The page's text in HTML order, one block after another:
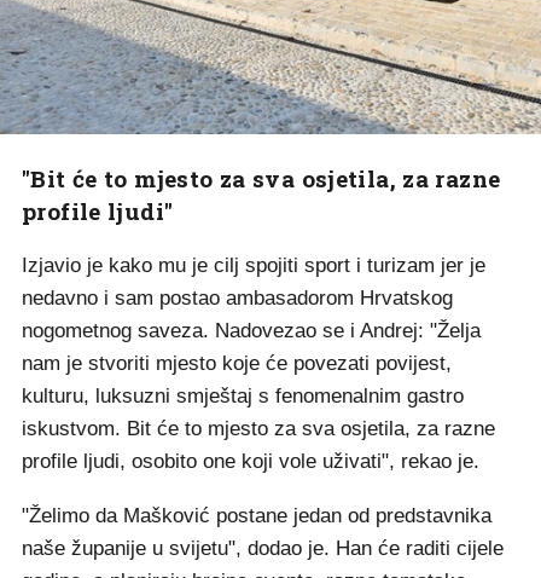
"Bit će to mjesto za sva osjetila, za razne
profile ljudi"
Izjavio je kako mu je cilj spojiti sport i turizam jer je
nedavno i sam postao ambasadorom Hrvatskog
nogometnog saveza. Nadovezao se i Andrej: "Želja
nam je stvoriti mjesto koje će povezati povijest,
kulturu, luksuzni smještaj s fenomenalnim gastro
iskustvom. Bit će to mjesto za sva osjetila, za razne
profile ljudi, osobito one koji vole uživati", rekao je.
"Želimo da Mašković postane jedan od predstavnika
naše županije u svijetu", dodao je. Han će raditi cijele